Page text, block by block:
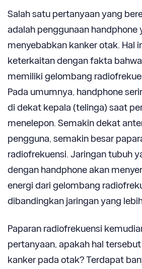
Salah satu pertanyaan yang
adalah penggunaan handphone
menyebabkan kanker otak. Hal
keterkaitan dengan fakta
memiliki gelombang
Pada umumnya, handphone
di dekat kepala (telinga) saat
menelepon. Semakin dekat
pengguna, semakin besar
radiofrekuensi. Jaringan tubuh
dengan handphone akan
energi dari gelombang
dibandingkan jaringan yang
Paparan radiofrekuensi
pertanyaan, apakah hal
kanker pada otak? Terdapat